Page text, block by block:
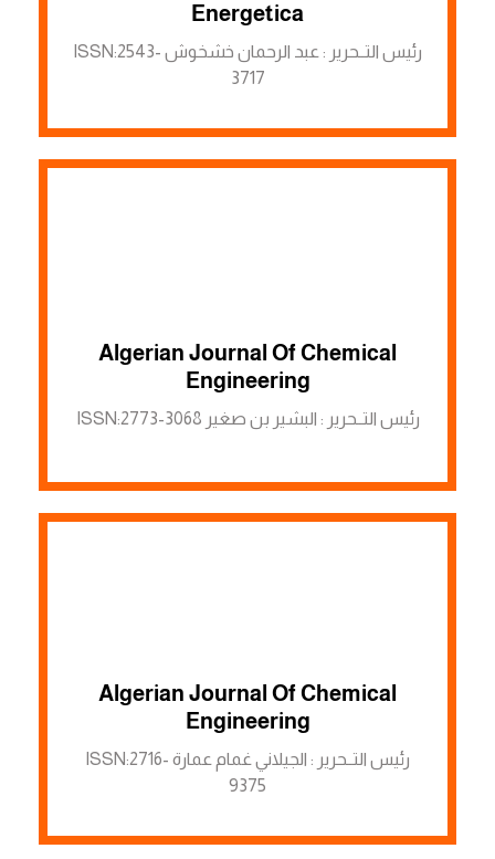
Energetica
رئيس التــحرير : عبد الرحمان خشخوش ISSN:2543-
3717
Algerian Journal Of Chemical
Engineering
رئيس التــحرير : البشير بن صغير ISSN:2773-3068
الرابط لمنصة ASJP
Algerian Journal Of Chemical
Engineering
رئيس التــحرير : الجيلاني غمام عمارة ISSN:2716-
9375